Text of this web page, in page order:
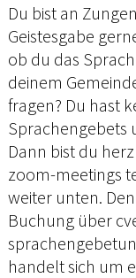
Du bist an
Geistesgabe
ob du das
deinem
fragen? Du hast
Sprachengebets
Dann bist du
zoom-meetings
weiter unten.
Buchung über
handelt sich um